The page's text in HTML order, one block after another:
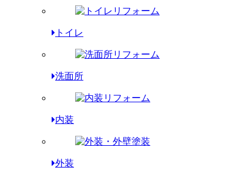
トイレ
洗面所
内装
外装